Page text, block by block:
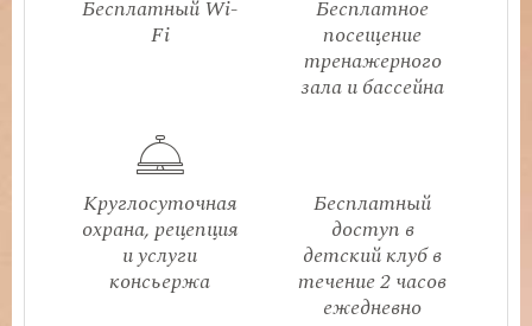
Бесплатный Wi-
Fi
Бесплатное
посещение
тренажерного
зала и бассейна
Круглосуточная
охрана, рецепция
и услуги
консьержа
Бесплатный
доступ в
детский клуб в
течение 2 часов
ежедневно